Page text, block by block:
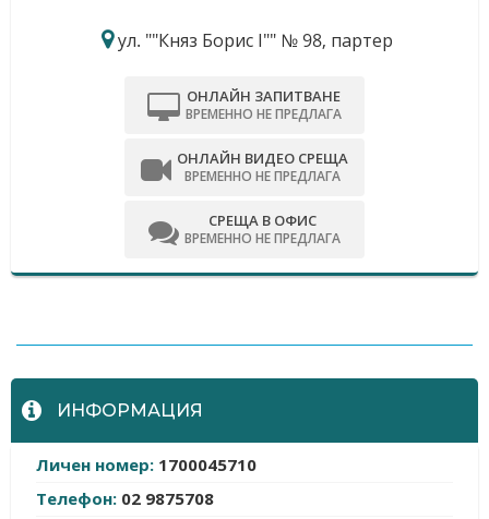
ул. ""Княз Борис І"" № 98, партер
ОНЛАЙН ЗАПИТВАНЕ
ВРЕМЕННО НЕ ПРЕДЛАГА
ОНЛАЙН ВИДЕО СРЕЩА
ВРЕМЕННО НЕ ПРЕДЛАГА
СРЕЩА В ОФИС
ВРЕМЕННО НЕ ПРЕДЛАГА
ИНФОРМАЦИЯ
Личен номер: 1700045710
Телефон: 02 9875708